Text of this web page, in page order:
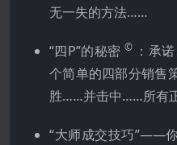
无一失的方法……
“四P”的秘密 © ：承
个简单的四部分销售
胜……并击中……所有
“大师成交技巧”——